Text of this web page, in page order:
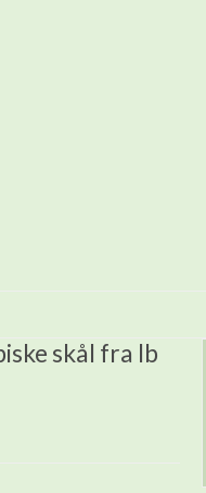
skål fra Ib